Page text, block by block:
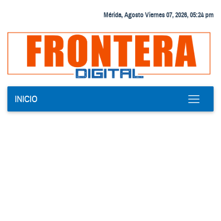
Mérida, Agosto Viernes 07, 2026, 05:24 pm
INICIO